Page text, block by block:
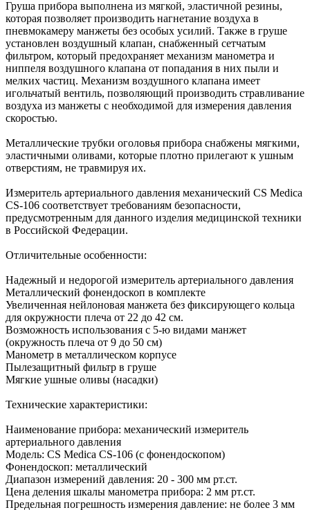
Груша прибора выполнена из мягкой, эластичной резины,
которая позволяет производить нагнетание воздуха в
пневмокамеру манжеты без особых усилий. Также в груше
установлен воздушный клапан, снабженный сетчатым
фильтром, который предохраняет механизм манометра и
ниппеля воздушного клапана от попадания в них пыли и
мелких частиц. Механизм воздушного клапана имеет
игольчатый вентиль, позволяющий производить стравливание
воздуха из манжеты с необходимой для измерения давления
скоростью.
Металлические трубки оголовья прибора снабжены мягкими,
эластичными оливами, которые плотно прилегают к ушным
отверстиям, не травмируя их.
Измеритель артериального давления механический CS Medica
CS-106 соответствует требованиям безопасности,
предусмотренным для данного изделия медицинской техники
в Российской Федерации.
Отличительные особенности:
Надежный и недорогой измеритель артериального давления
Металлический фонендоскоп в комплекте
Увеличенная нейлоновая манжета без фиксирующего кольца
для окружности плеча от 22 до 42 см.
Возможность использования с 5-ю видами манжет
(окружность плеча от 9 до 50 см)
Манометр в металлическом корпусе
Пылезащитный фильтр в груше
Мягкие ушные оливы (насадки)
Технические характеристики:
Наименование прибора: механический измеритель
артериального давления
Модель: CS Medica CS-106 (с фонендоскопом)
Фонендоскоп: металлический
Диапазон измерений давления: 20 - 300 мм рт.ст.
Цена деления шкалы манометра прибора: 2 мм рт.ст.
Предельная погрешность измерения давление: не более 3 мм